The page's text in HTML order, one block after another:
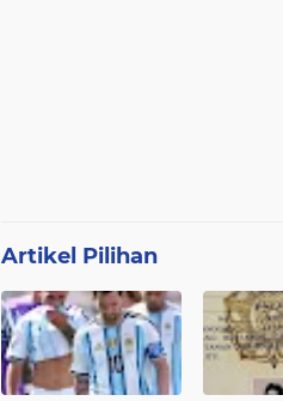
Artikel Pilihan